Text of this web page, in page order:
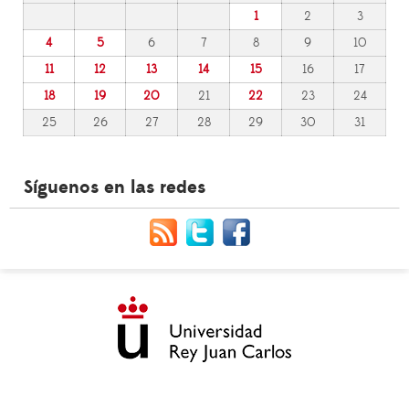
1 2
3
4
5 6 7 8 9
10
11
12 13 14 15 16
17
18
19 20 21 22 23
24
25
26 27 28 29 30 31
Síguenos en las redes